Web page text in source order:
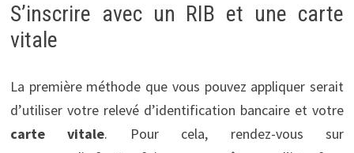
S’inscrire avec un RIB et une carte
vitale
La première méthode que vous pouvez appliquer serait
d’utiliser votre relevé d’identification bancaire et votre
carte vitale. Pour cela, rendez-vous sur